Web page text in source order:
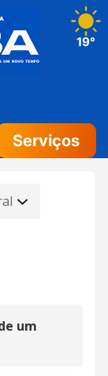
Serviços
19°
um